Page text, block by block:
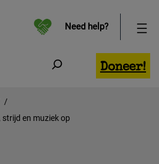
Doneer!
Need help?
strijd en muziek op